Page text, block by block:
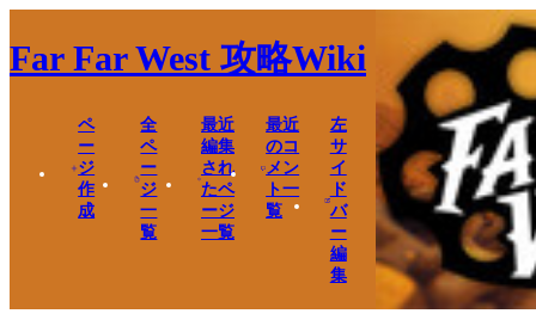
Far Far West 攻略Wiki
ペ
ー
ジ
作
成
全
ペ
ー
ジ
一
覧
最近
編集
され
たペ
ージ
一覧
最近
のコ
メン
ト一
覧
左
サ
イ
ド
バ
ー
編
集